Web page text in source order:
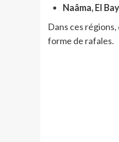
Naâma, El
Dans ces
forme de rafales.